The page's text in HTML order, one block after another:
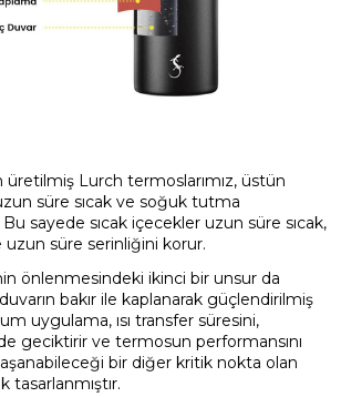
üretilmiş Lurch termoslarımız, üstün
süre sıcak ve soğuk tutma
sayede sıcak içecekler uzun süre sıcak,
süre serinliğini korur.
önlenmesindeki ikinci bir unsur da
bakır ile kaplanarak güçlendirilmiş
uygulama, ısı transfer süresini,
geciktirir ve termosun performansını
yaşanabileceği bir diğer kritik nokta olan
tasarlanmıştır.